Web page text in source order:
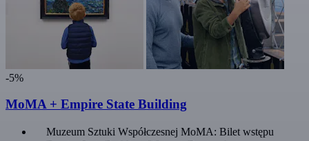
-5%
MoMA + Empire State Building
Muzeum Sztuki Współczesnej MoMA: Bilet wstępu